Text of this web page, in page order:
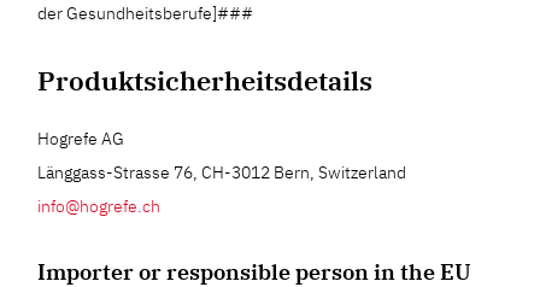
der Gesundheitsberufe]###
Produktsicherheitsdetails
Hogrefe AG
Länggass-Strasse 76, CH-3012 Bern, Switzerland
info@hogrefe.ch
Importer or responsible person in the EU